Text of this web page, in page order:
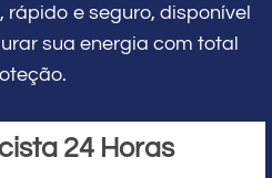
rápido e seguro, disponível
sua energia com total
24 Horas